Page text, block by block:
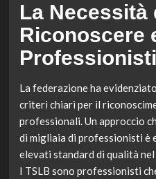
La Necessità
Riconoscere
Professionisti
La federazione ha
criteri chiari per il
professionali. Un approccio
di migliaia di professionisti è
elevati standard di qualità
I TSLB sono professionisti